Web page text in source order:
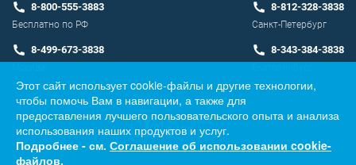
8-800-555-3883
Бесплатно по РФ
8-812-328-3838
Санкт-Петербург
8-499-673-3838 8-343-384-3838
Разработка сайта
Этот сайт использует cookie-файлы и другие технологии,
чтобы помочь Вам в навигации, а также для
предоставления лучшего пользовательского опыта и анализа
использования наших продуктов и услуг.
Подробнее - см. Соглашение об использовании cookie-
файлов.